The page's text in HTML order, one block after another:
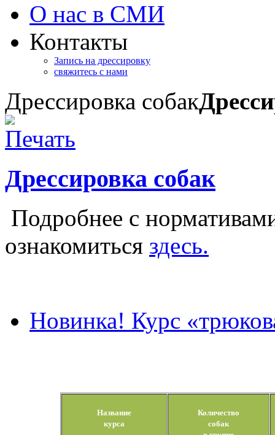
О нас в СМИ
Контакты
Запись на дрессировку
свяжитесь с нами
Дрессировка собак
Дрессировка собак
Подробнее с
ознакомиться здесь.
Новинка! Курс
Название
курса
Количество
собак